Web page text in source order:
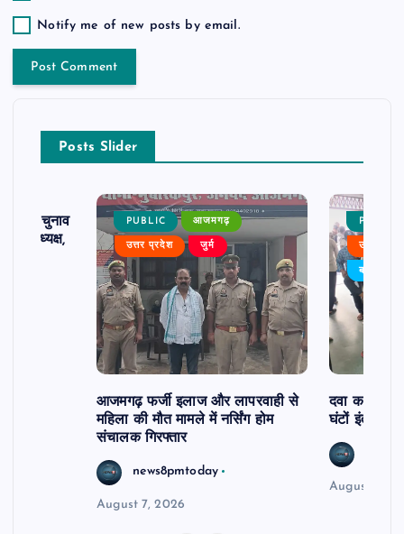
Notify me of new posts by email.
Posts Slider
का चुनाव
बने अध्यक्ष,
PUBLIC आजमगढ़
उत्तर प्रदेश जुर्म
आजमगढ़ फर्जी इलाज और लापरवाही से
महिला की मौत मामले में नर्सिंग होम
संचालक गिरफ्तार
news8pmtoday
August 7, 2026
PUBLIC
उत्तर
बड़ी खबर
दवा कक्ष में
घंटों इंतजार
August 6,